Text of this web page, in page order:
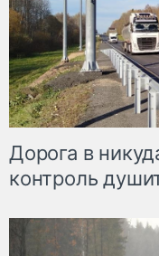
Дорога в
контроль